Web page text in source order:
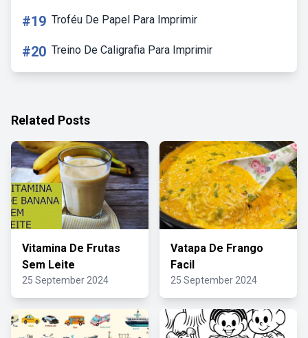
#19 Troféu De Papel Para Imprimir
#20 Treino De Caligrafia Para Imprimir
Related Posts
Vitamina De Frutas
Sem Leite
25 September 2024
Vatapa De Frango
Facil
25 September 2024